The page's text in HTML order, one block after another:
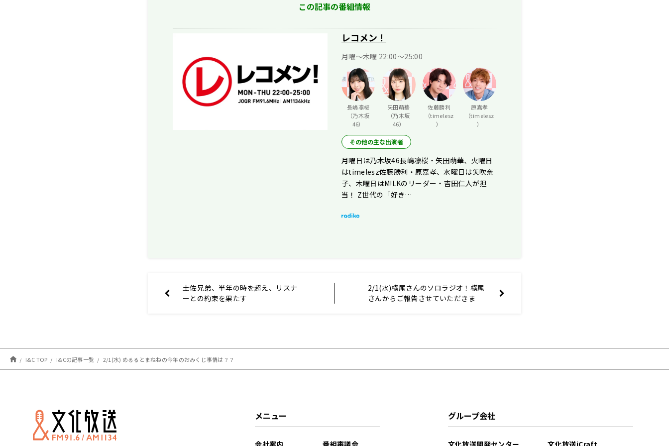
この記事の番組情報
レコメン！
月曜〜木曜 22:00〜25:00
長嶋凛桜
（乃木坂
46）
矢田萌華
（乃木坂
46）
佐藤勝利
（timelesz
）
原嘉孝
（timelesz
）
その他の主な出演者
月曜日は乃木坂46長嶋凛桜・矢田萌華、火曜日
はtimelesz佐藤勝利・原嘉孝、水曜日は矢吹奈
子、木曜日はM!LKのリーダー・吉田仁人が担
当！ Z世代の「好き…
土佐兄弟、半年の時を超え、リスナ
ーとの約束を果たす
2/1(水)横尾さんのソロラジオ！横尾
さんからご報告させていただきま
I&C TOP I&Cの記事一覧 2/1(水) めるるとまねねの今年のおみくじ事情は？？
メニュー グループ会社